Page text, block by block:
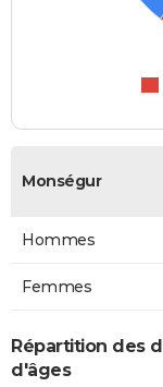
Monségur
Hommes
Femmes
Répartition des
d'âges